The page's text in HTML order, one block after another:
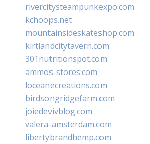
rivercitysteampunkexpo.com
kchoops.net
mountainsideskateshop.com
kirtlandcitytavern.com
301nutritionspot.com
ammos-stores.com
loceanecreations.com
birdsongridgefarm.com
joiedevivblog.com
valera-amsterdam.com
libertybrandhemp.com